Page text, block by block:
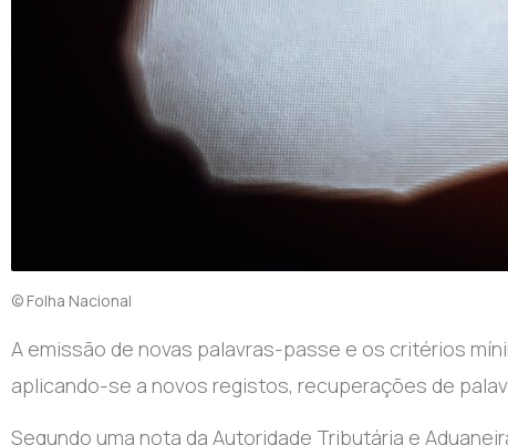
© Folha Nacional
A emissão de novas palavras-passe e os critérios
aplicando-se a novos registos, recuperações de
Segundo uma nota da Autoridade Tributária e